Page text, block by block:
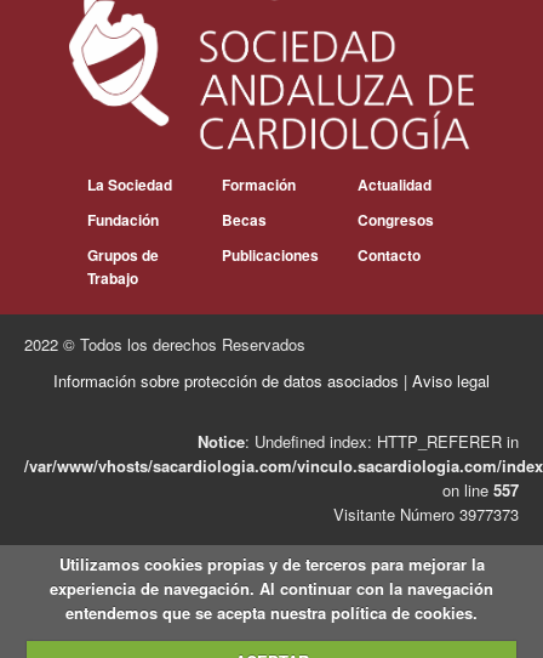
La Sociedad
Fundación
Grupos de
Trabajo
Formación
Becas
Publicaciones
Actualidad
Congresos
Contacto
2022 © Todos los derechos Reservados
Información sobre protección de datos asociados | Aviso legal
Notice: Undefined index: HTTP_REFERER in
/var/www/vhosts/sacardiologia.com/vinculo.sacardiologia.com/
on line 557
Visitante Número 3977373
Utilizamos cookies propias y de terceros para mejorar la
experiencia de navegación. Al continuar con la navegación
entendemos que se acepta nuestra política de cookies.